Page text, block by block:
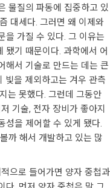
물질의 파동에 집중하고 있
대세다. 그러면 왜 이제와
을 가질 수 있다. 그 이유는
됐기 때문이다. 과학에서 어
해서 기술로 만드는 데는 큰
빛을 제외하고는 겨우 관측
는 못했다. 그런데 그동안
기술, 전자 장비가 좋아지
성을 제어할 수 있게 됐다.
까 해서 개발하고 있는 많
으로 들어가면 양자 중첩과